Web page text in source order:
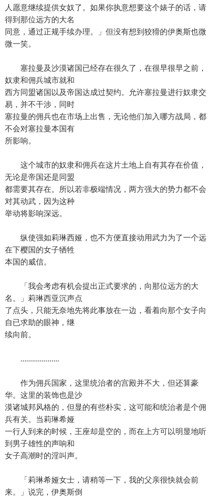
人愿意继续提供女奴了。如果你执意想要这个婊子的话，请
得到那位远方的大名
同意，通过正规手续办理。」但没有想到狡猾的伊奥斯也微
微一笑。
塞拉曼及沙漠诸国已经存在很久了，在很早很早之前，
奴隶和佣兵城市就和
西方同盟诸国以及帝国达成过契约。允许塞拉曼进行奴隶交
易，并不干涉，同时
塞拉曼的佣兵也在市场上出售，无论他们加入哪方战局，都
不会对塞拉曼本国有
所影响。
这个城市的奴隶和佣兵在这片土地上自有其存在价值，
无论是帝国还是同盟
都需要其存在。所以若非极端情况，两方强大的势力都不会
对其动武，因为这种
举动将影响深远。
纵使强如莉琳西娅，也不方便直接动用武力为了一个远
在下樱国的女子牺牲
本国的威信。
「我会考虑有机会提出正式要求的，向那位远方的大
名。」莉琳西亚沉声点
了点头，只能无奈地先将此事放在一边，看着向那个女子向
自已求助的眼神，继
续向前。
....................
作为佣兵国家，这里统治者的宫殿并不大，但还算豪
华。这里的装饰也是沙
漠诸城邦风格的，但显的有些朴实，这可能和统治者是个佣
兵有关。当莉琳希娅
一行人到来的时候，王座却是空的，而在上方可以明显地听
到男子雄性的声响和
女子高潮时的淫叫声。
「莉琳希娅女士，请稍等一下，我的父亲很快就会前
来。」说完，伊奥斯倒